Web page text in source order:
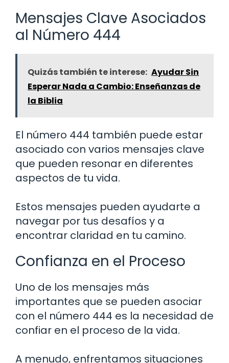
Mensajes Clave Asociados
al Número 444
Quizás también te interese: Ayudar Sin
Esperar Nada a Cambio: Enseñanzas de
la Biblia
El número 444 también puede estar
asociado con varios mensajes clave
que pueden resonar en diferentes
aspectos de tu vida.
Estos mensajes pueden ayudarte a
navegar por tus desafíos y a
encontrar claridad en tu camino.
Confianza en el Proceso
Uno de los mensajes más
importantes que se pueden asociar
con el número 444 es la necesidad de
confiar en el proceso de la vida.
A menudo, enfrentamos situaciones